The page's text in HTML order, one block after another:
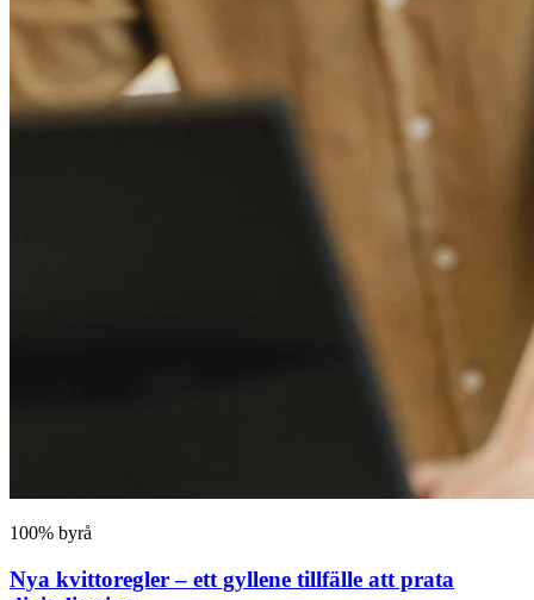
100% byrå
Nya kvittoregler – ett gyllene tillfälle att prata